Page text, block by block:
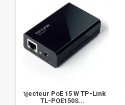
Injecteur PoE 15 W TP-Link
TL-POE150S...